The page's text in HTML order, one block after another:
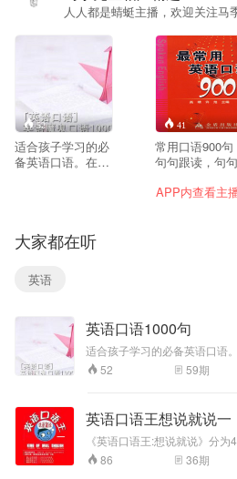
人人都是蜻蜓主播，欢迎关注马
52
适合孩子学习的必
备英语口语。在遇
敢开口讲的烦恼。
41
常用口语900句
句句跟读，句
APP内查看主
大家都在听
英语
英语口语1000句
适合孩子学习的必备英语口语
时，都能让孩子用简介准确的
除不自信不敢开口讲的烦恼。
52 59期
英语口语王想说就说一
《英语口语王:想说就说》分为
语，传情达意句，生活场景句
中每一个地道的句子以最容易
86 36期